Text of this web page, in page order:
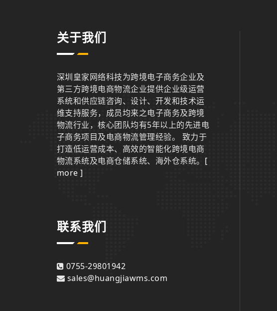
关于我们
深圳皇家网络科技为跨境电子商务企业及
第三方跨境电商物流企业提供企业级运营
系统和供应链咨询、设计、开发和技术运
维支持服务，成员均来之电子商务及跨境
物流行业，核心团队均有5年以上的先进电
子商务项目及电商物流管理经验。 致力于
打造低运营成本、高效的智能化跨境电商
物流系统及电商仓储系统、海外仓系统。 [
more ]
联系我们
0755-29801942
sales@huangjiawms.com